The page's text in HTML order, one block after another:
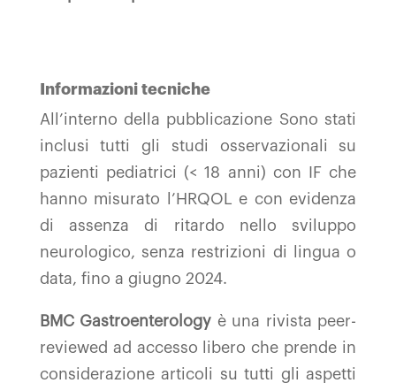
Informazioni tecniche
All’interno della pubblicazione Sono stati
inclusi tutti gli studi osservazionali su
pazienti pediatrici (< 18 anni) con IF che
hanno misurato l’HRQOL e con evidenza
di assenza di ritardo nello sviluppo
neurologico, senza restrizioni di lingua o
data, fino a giugno 2024.
BMC Gastroenterology è una rivista peer-
reviewed ad accesso libero che prende in
considerazione articoli su tutti gli aspetti